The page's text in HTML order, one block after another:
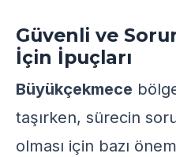
Güvenli ve
İçin İpuçları
Büyükçekmece
taşırken, sürecin
olması için bazı